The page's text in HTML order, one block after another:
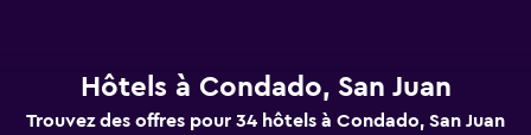
Hôtels à Condado, San Juan
Trouvez des offres pour 34 hôtels à Condado, San Juan